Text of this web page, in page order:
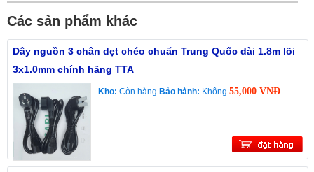
Các sản phẩm khác
Dây nguồn 3 chân dẹt chéo chuẩn Trung Quốc dài 1.8m lõi
3x1.0mm chính hãng TTA
Kho: Còn hàng.Bảo hành: Không.55,000 VNĐ